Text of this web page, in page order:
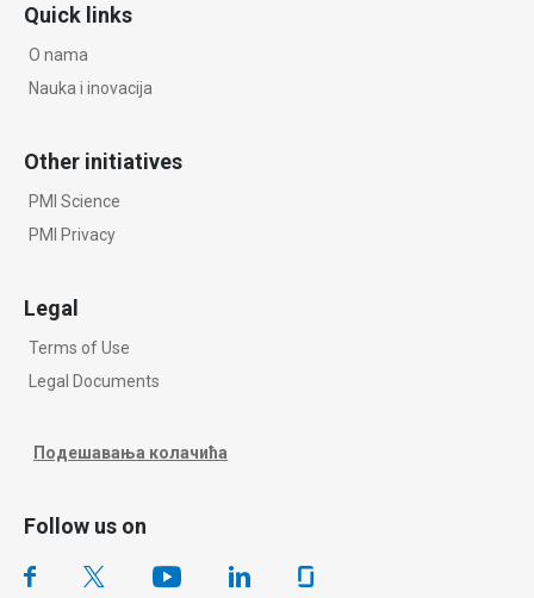
Quick links
O nama
Nauka i inovacija
Other initiatives
PMI Science
PMI Privacy
Legal
Terms of Use
Legal Documents
Подешавања колачића
Follow us on